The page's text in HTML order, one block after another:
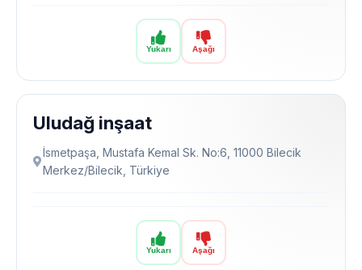
Yukarı Aşağı
Yukarı Aşağı
Uludağ inşaat
İsmetpaşa, Mustafa Kemal Sk. No:6, 11000 Bilecik
Merkez/Bilecik, Türkiye